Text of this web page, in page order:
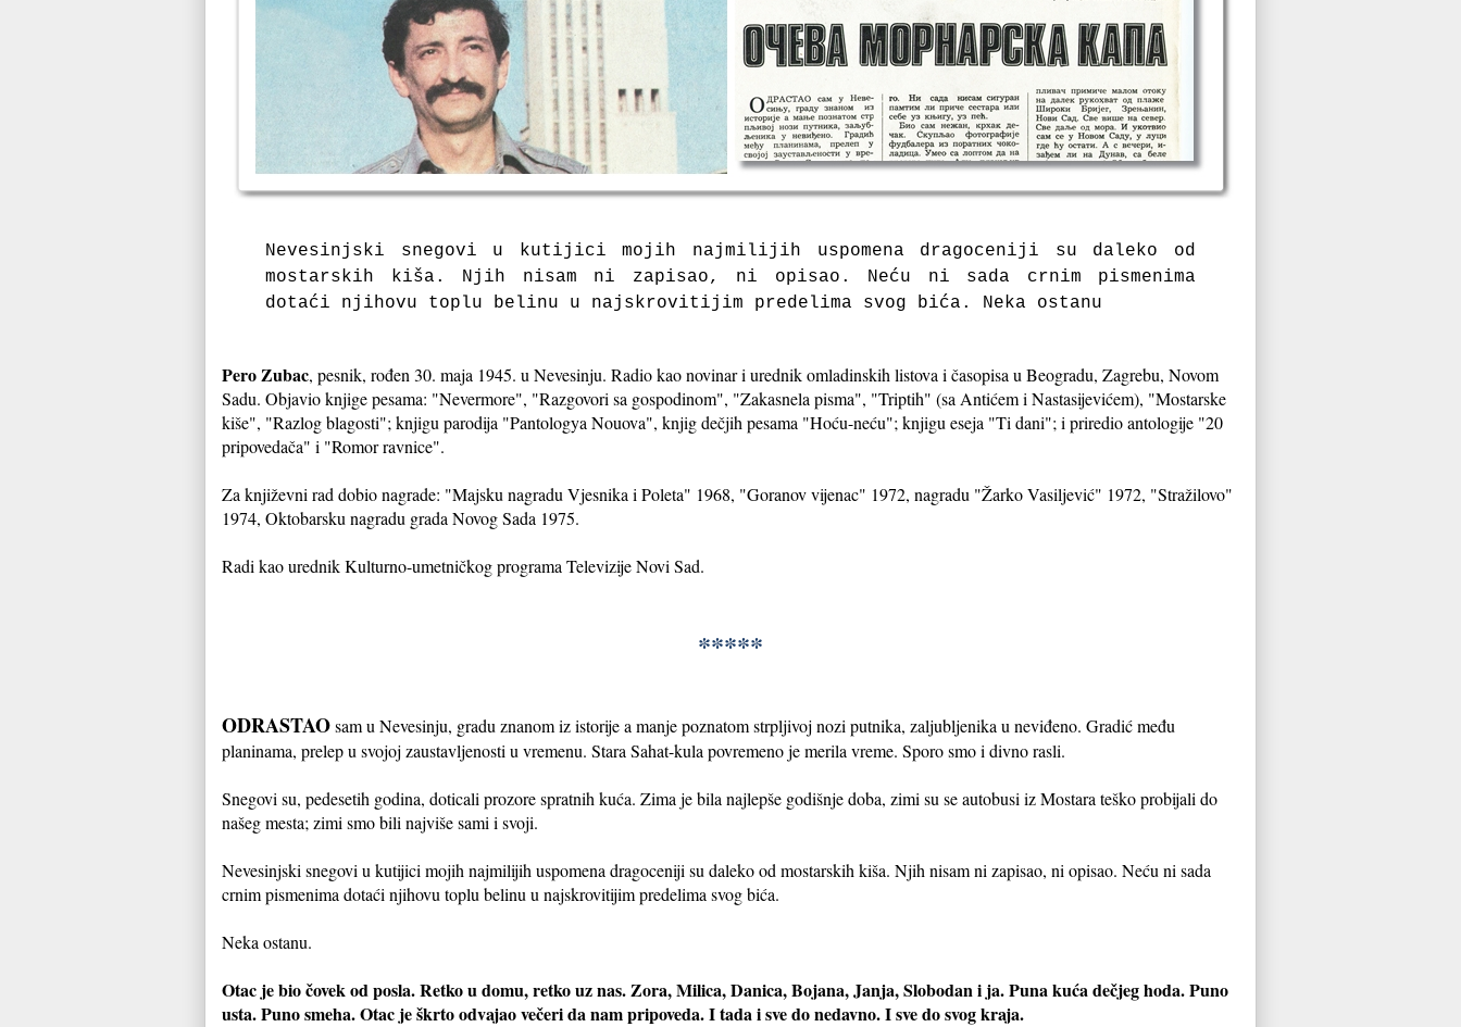
Nevesinjski snegovi u kutijici mojih najmilijih uspomena dragoceniji su daleko od
mostarskih kiša. Njih nisam ni zapisao, ni opisao. Neću ni sada crnim pismenima
dotaći njihovu toplu belinu u najskrovitijim predelima svog bića. Neka ostanu
Pero Zubac, pesnik, rođen 30. maja 1945. u Nevesinju. Radio kao novinar i urednik omladinskih listova i časopisa u Beogradu, Zagrebu, Novom
Sadu. Objavio knjige pesama: "Nevermore", "Razgovori sa gospodinom", "Zakasnela pisma", "Triptih" (sa Antićem i Nastasijevićem), "Mostarske
kiše", "Razlog blagosti"; knjigu parodija "Pantologya Nouova", knjig dečjih pesama "Hoću-neću"; knjigu eseja "Ti dani"; i priredio antologije "20
pripovedača" i "Romor ravnice".
Za književni rad dobio nagrade: "Majsku nagradu Vjesnika i Poleta" 1968, "Goranov vijenac" 1972, nagradu "Žarko Vasiljević" 1972, "Stražilovo"
1974, Oktobarsku nagradu grada Novog Sada 1975.
Radi kao urednik Kulturno-umetničkog programa Televizije Novi Sad.
*****
ODRASTAOsam u Nevesinju, gradu znanom iz istorije a manje poznatom strpljivoj nozi putnika, zaljubljenika u neviđeno. Gradić među
planinama, prelep u svojoj zaustavljenosti u vremenu. Stara Sahat-kula povremeno je merila vreme. Sporo smo i divno rasli.
Snegovi su, pedesetih godina, doticali prozore spratnih kuća. Zima je bila najlepše godišnje doba, zimi su se autobusi iz Mostara teško probijali do
našeg mesta; zimi smo bili najviše sami i svoji.
Nevesinjski snegovi u kutijici mojih najmilijih uspomena dragoceniji su daleko od mostarskih kiša. Njih nisam ni zapisao, ni opisao. Neću ni sada
crnim pismenima dotaći njihovu toplu belinu u najskrovitijim predelima svog bića.
Neka ostanu.
Otac je bio čovek od posla. Retko u domu, retko uz nas. Zora, Milica, Danica, Bojana, Janja, Slobodan i ja. Puna kuća dečjeg hoda. Puno
usta. Puno smeha. Otac je škrto odvajao večeri da nam pripoveda. I tada i sve do nedavno. I sve do svog kraja.